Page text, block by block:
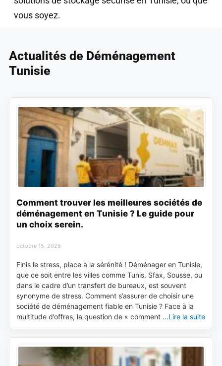
vous soyez.
Actualités de Déménagement
Tunisie
Comment trouver les meilleures sociétés de
déménagement en Tunisie ? Le guide pour
un choix serein.
octobre 15, 2025
Finis le stress, place à la sérénité ! Déménager en Tunisie,
que ce soit entre les villes comme Tunis, Sfax, Sousse, ou
dans le cadre d’un transfert de bureaux, est souvent
synonyme de stress. Comment s’assurer de choisir une
société de déménagement fiable en Tunisie ? Face à la
multitude d’offres, la question de « comment …Lire la suite